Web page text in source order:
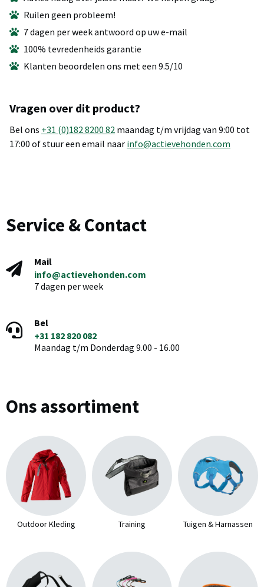
Ruilen geen probleem!
7 dagen per week antwoord op uw e-mail
100% tevredenheids garantie
Klanten beoordelen ons met een 9.5/10
Vragen over dit product?
Bel ons +31 (0)182 8200 82 maandag t/m vrijdag van 9:00 tot
17:00 of stuur een email naar info@actievehonden.com
Service & Contact
Mail
info@actievehonden.com
7 dagen per week
Bel
+31 182 820 082
Maandag t/m Donderdag 9.00 - 16.00
Ons assortiment
Outdoor Kleding Training Tuigen & Harnassen